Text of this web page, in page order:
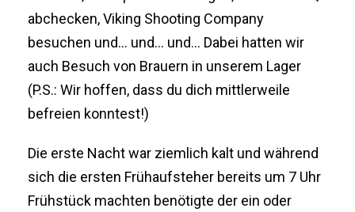
abchecken, Viking Shooting Company
besuchen und… und… und… Dabei hatten wir
auch Besuch von Brauern in unserem Lager
(P.S.: Wir hoffen, dass du dich mittlerweile
befreien konntest!)
Die erste Nacht war ziemlich kalt und während
sich die ersten Frühaufsteher bereits um 7 Uhr
Frühstück machten benötigte der ein oder